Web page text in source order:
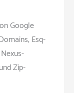
Google
Esq-
Zip-